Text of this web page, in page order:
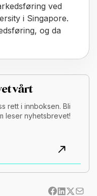
ved
i Singapore.
og da
vårt
rett i innboksen. Bli
leser nyhetsbrevet!